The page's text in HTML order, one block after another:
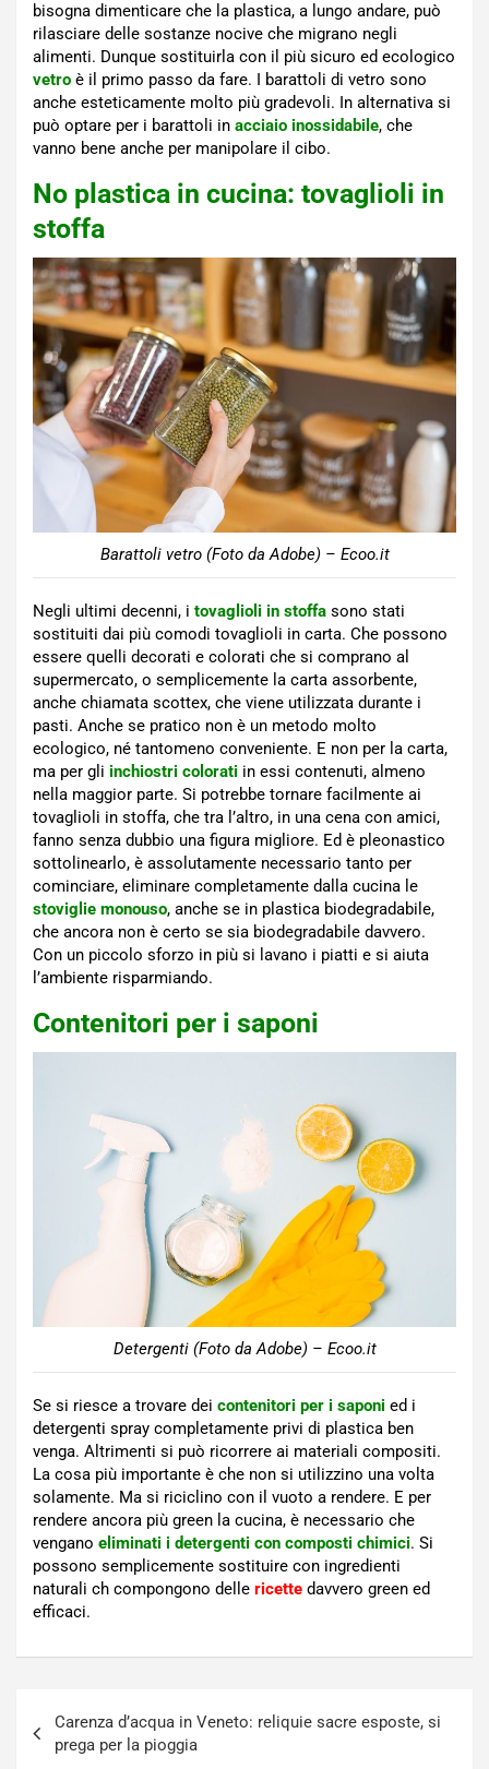
bisogna dimenticare che la plastica, a lungo andare, può
rilasciare delle sostanze nocive che migrano negli
alimenti. Dunque sostituirla con il più sicuro ed ecologico
vetro è il primo passo da fare. I barattoli di vetro sono
anche esteticamente molto più gradevoli. In alternativa si
può optare per i barattoli in acciaio inossidabile, che
vanno bene anche per manipolare il cibo.
No plastica in cucina: tovaglioli in
stoffa
Barattoli vetro (Foto da Adobe) – Ecoo.it
Negli ultimi decenni, i tovaglioli in stoffa sono stati
sostituiti dai più comodi tovaglioli in carta. Che possono
essere quelli decorati e colorati che si comprano al
supermercato, o semplicemente la carta assorbente,
anche chiamata scottex, che viene utilizzata durante i
pasti. Anche se pratico non è un metodo molto
ecologico, né tantomeno conveniente. E non per la carta,
ma per gli inchiostri colorati in essi contenuti, almeno
nella maggior parte. Si potrebbe tornare facilmente ai
tovaglioli in stoffa, che tra l’altro, in una cena con amici,
fanno senza dubbio una figura migliore. Ed è pleonastico
sottolinearlo, è assolutamente necessario tanto per
cominciare, eliminare completamente dalla cucina le
stoviglie monouso, anche se in plastica biodegradabile,
che ancora non è certo se sia biodegradabile davvero.
Con un piccolo sforzo in più si lavano i piatti e si aiuta
l’ambiente risparmiando.
Contenitori per i saponi
Detergenti (Foto da Adobe) – Ecoo.it
Se si riesce a trovare dei contenitori per i saponi ed i
detergenti spray completamente privi di plastica ben
venga. Altrimenti si può ricorrere ai materiali compositi.
La cosa più importante è che non si utilizzino una volta
solamente. Ma si riciclino con il vuoto a rendere. E per
rendere ancora più green la cucina, è necessario che
vengano eliminati i detergenti con composti chimici. Si
possono semplicemente sostituire con ingredienti
naturali ch compongono delle ricette davvero green ed
efficaci.
articoli
Carenza d’acqua in Veneto: reliquie sacre esposte, si
prega per la pioggia